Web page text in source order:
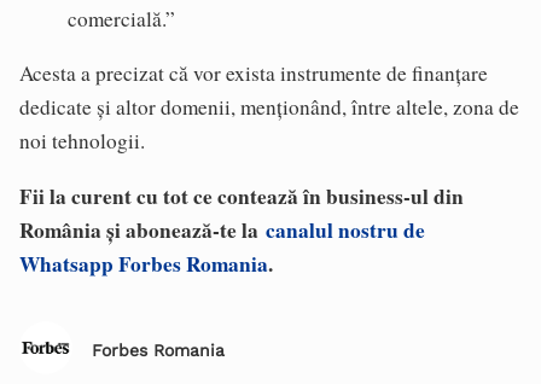
comercială.”
Acesta a precizat că vor exista instrumente de finanțare
dedicate și altor domenii, menționând, între altele, zona de
noi tehnologii.
Fii la curent cu tot ce contează în business-ul din
România și abonează-te la canalul nostru de
Whatsapp Forbes Romania.
Forbes Romania